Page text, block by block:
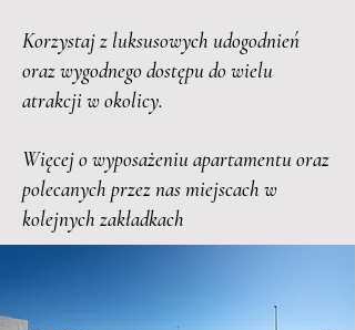
Korzystaj z luksusowych udogodnień
oraz wygodnego dostępu do wielu
atrakcji w okolicy.
Więcej o wyposażeniu apartamentu oraz
polecanych przez nas miejscach w
kolejnych zakładkach